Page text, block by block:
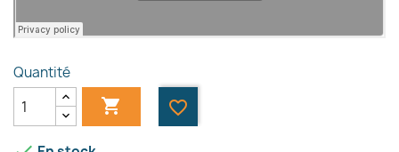
Quantité
 favorite_border